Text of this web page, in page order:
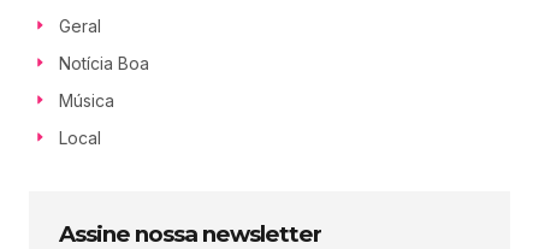
Geral
Notícia Boa
Música
Local
Assine nossa newsletter